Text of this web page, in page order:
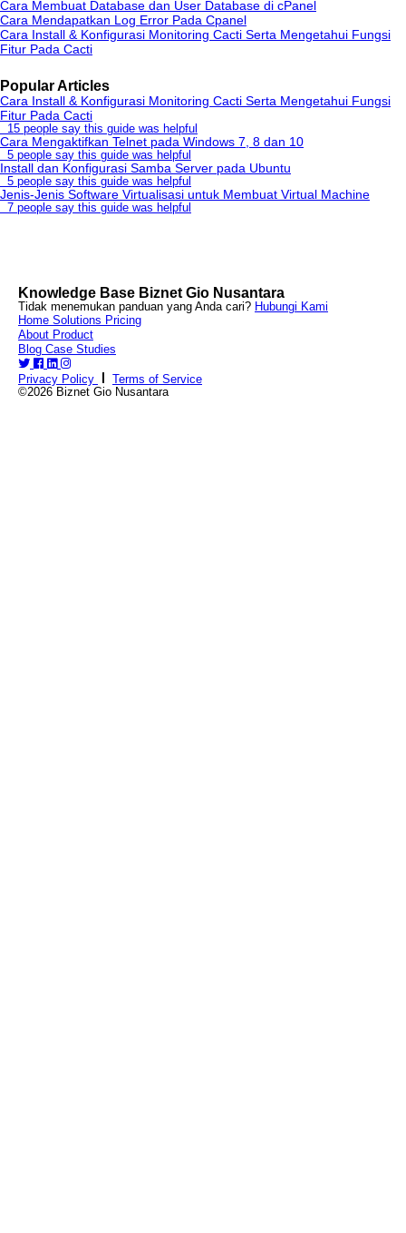
Cara Membuat Database dan User Database di cPanel
Cara Mendapatkan Log Error Pada Cpanel
Cara Install & Konfigurasi Monitoring Cacti Serta Mengetahui Fungsi
Fitur Pada Cacti
Popular Articles
Cara Install & Konfigurasi Monitoring Cacti Serta Mengetahui Fungsi
Fitur Pada Cacti
15 people say this guide was helpful
Cara Mengaktifkan Telnet pada Windows 7, 8 dan 10
5 people say this guide was helpful
Install dan Konfigurasi Samba Server pada Ubuntu
5 people say this guide was helpful
Jenis-Jenis Software Virtualisasi untuk Membuat Virtual Machine
7 people say this guide was helpful
Knowledge Base Biznet Gio Nusantara
Tidak menemukan panduan yang Anda cari? Hubungi Kami
Home Solutions Pricing
About Product
Blog Case Studies
Privacy Policy
Terms of Service
©2026 Biznet Gio Nusantara